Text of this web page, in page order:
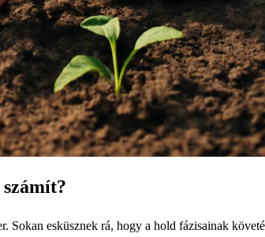
Sokan esküsznek rá, hogy a hold fázisainak